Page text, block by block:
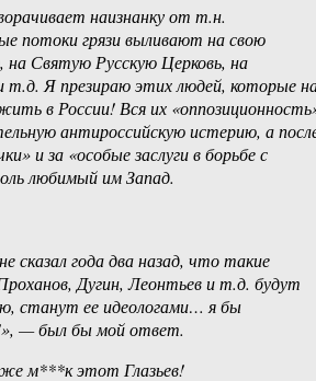
наизнанку от т.н.
потоки грязи выливают на свою
на Святую Русскую Церковь, на
т.д. Я презираю этих людей, которые
в России! Вся их
антироссийскую истерию, а
и за «особые заслуги в борьбе с
любимый им Запад.
года два назад, что такие
Дугин, Леонтьев и т.д. будут
станут ее идеологами… я бы
— был бы мой ответ.
м***к этот Глазьев!